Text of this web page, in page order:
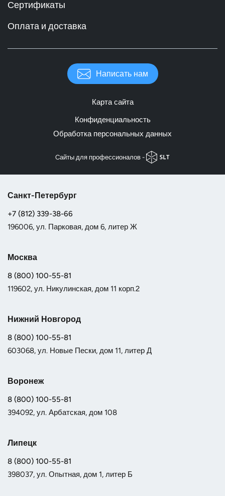
Сертификаты
Оплата и доставка
Написать нам
Карта сайта
Конфиденциальность
Обработка персональных данных
Cайты для профессионалов -
Санкт-Петербург
+7 (812) 339-38-66
196006, ул. Парковая, дом 6, литер Ж
Москва
8 (800) 100-55-81
119602, ул. Никулинская, дом 11 корп.2
Нижний Новгород
8 (800) 100-55-81
603068, ул. Новые Пески, дом 11, литер Д
Воронеж
8 (800) 100-55-81
394092, ул. Арбатская, дом 108
Липецк
8 (800) 100-55-81
398037, ул. Опытная, дом 1, литер Б